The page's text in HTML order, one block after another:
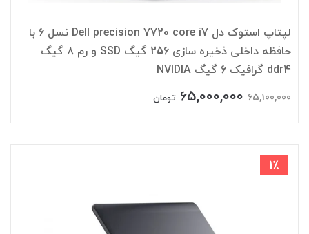
لپتاپ استوک دل Dell precision 7720 core i7 نسل 6 با
حافظه داخلی ذخیره سازی 256 گیگ SSD و رم 8 گیگ
ddr4 گرافیک 6 گیگ NVIDIA
65,100,000
65,000,000 تومان
1٪